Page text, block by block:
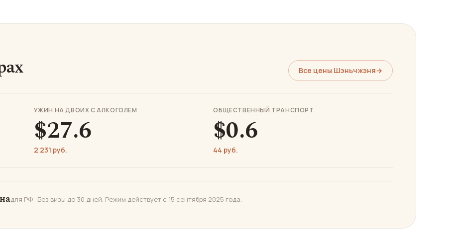
Все цены Шэньчжэня→
УЖИН НА ДВОИХ С АЛКОГОЛЕМ
$27.6
2 231 руб.
ОБЩЕСТВЕННЫЙ ТРАНСПОРТ
$0.6
44 руб.
для РФ · Без визы до 30 дней. Режим действует с 15 сентября 2025 года.